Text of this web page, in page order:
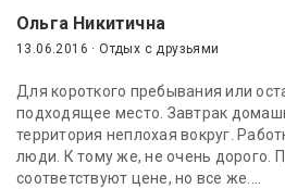
Ольга Никитична
13.06.2016 · Отдых с друзьями
Для короткого пребывания или
подходящее место. Завтрак
территория неплохая вокруг.
люди. К тому же, не очень дорого.
соответствуют цене, но все же....